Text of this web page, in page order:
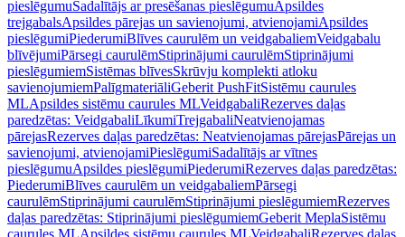
pieslēgumuSadalītājs ar presēšanas pieslēgumuApsildes
trejgabalsApsildes pārejas un savienojumi, atvienojamiApsildes
pieslēgumiPiederumiBlīves caurulēm un veidgabaliemVeidgabalu
blīvējumiPārsegi caurulēmStiprinājumi caurulēmStiprinājumi
pieslēgumiemSistēmas blīvesSkrūvju komplekti atloku
savienojumiemPalīgmateriāliGeberit PushFitSistēmu caurules
MLApsildes sistēmu caurules MLVeidgabaliRezerves daļas
paredzētas: VeidgabaliLīkumiTrejgabaliNeatvienojamas
pārejasRezerves daļas paredzētas: Neatvienojamas pārejasPārejas un
savienojumi, atvienojamiPieslēgumiSadalītājs ar vītnes
pieslēgumuApsildes pieslēgumiPiederumiRezerves daļas paredzētas:
PiederumiBlīves caurulēm un veidgabaliemPārsegi
caurulēmStiprinājumi caurulēmStiprinājumi pieslēgumiemRezerves
daļas paredzētas: Stiprinājumi pieslēgumiemGeberit MeplaSistēmu
caurules MLApsildes sistēmu caurules MLVeidgabaliRezerves daļas